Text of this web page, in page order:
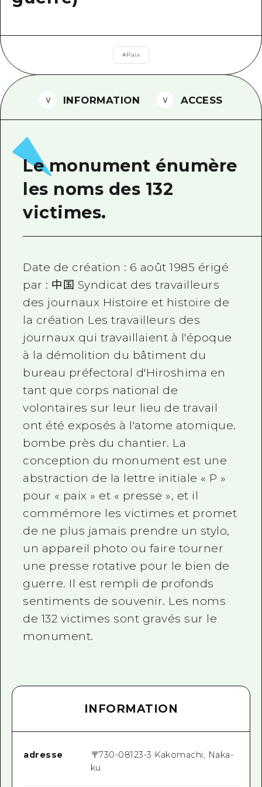
Informations sur le transport en
#Paix
INFORMATION ACCESS
Le monument énumère
les noms des 132
victimes.
Date de création : 6 août 1985 érigé
par : 中国 Syndicat des travailleurs
des journaux Histoire et histoire de
la création Les travailleurs des
journaux qui travaillaient à l'époque
à la démolition du bâtiment du
bureau préfectoral d'Hiroshima en
tant que corps national de
volontaires sur leur lieu de travail
ont été exposés à l'atome atomique.
bombe près du chantier. La
conception du monument est une
abstraction de la lettre initiale « P »
pour « paix » et « presse », et il
commémore les victimes et promet
de ne plus jamais prendre un stylo,
un appareil photo ou faire tourner
une presse rotative pour le bien de
guerre. Il est rempli de profonds
sentiments de souvenir. Les noms
de 132 victimes sont gravés sur le
monument.
INFORMATION
adresse 〒730-08123-3 Kakomachi, Naka-
ku